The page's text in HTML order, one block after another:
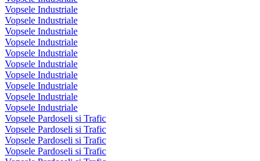
Vopsele Industriale
Vopsele Industriale
Vopsele Industriale
Vopsele Industriale
Vopsele Industriale
Vopsele Industriale
Vopsele Industriale
Vopsele Industriale
Vopsele Industriale
Vopsele Industriale
Vopsele Pardoseli si Trafic
Vopsele Pardoseli si Trafic
Vopsele Pardoseli si Trafic
Vopsele Pardoseli si Trafic